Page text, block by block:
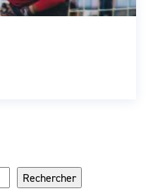
Rechercher